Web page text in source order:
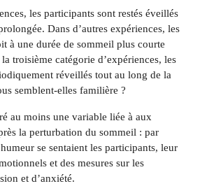
les participants sont restés éveillés
Dans d’autres expériences, les
à une durée de sommeil plus courte
troisième catégorie d’expériences, les
réveillés tout au long de la
semblent-elles familière ?
au moins une variable liée à aux
la perturbation du sommeil : par
se sentaient les participants, leur
et des mesures sur les
et d’anxiété.